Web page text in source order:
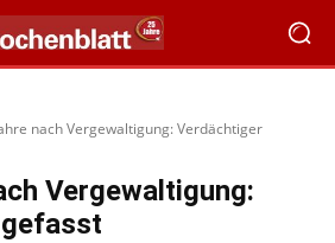
nach Vergewaltigung: Verdächtiger
Vergewaltigung: